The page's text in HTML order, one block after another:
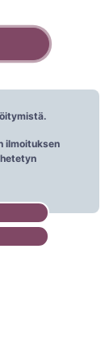
ilmoituksen